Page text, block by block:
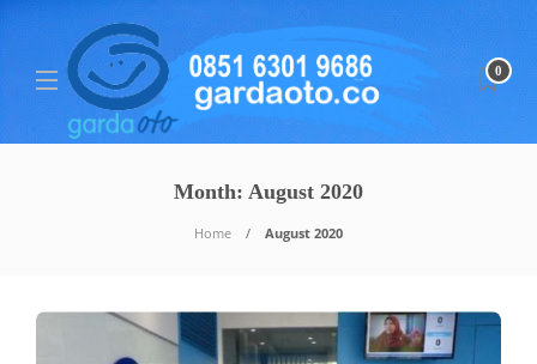
0
Month: August 2020
Home August 2020